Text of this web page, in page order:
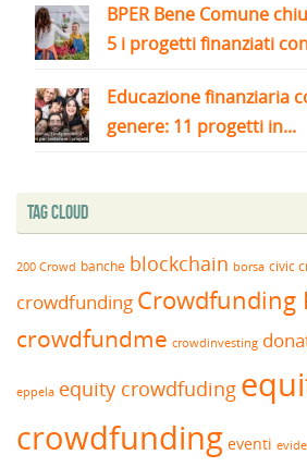
BPER Bene Comune
5 i progetti finanziati
Educazione finanziaria
genere: 11 progetti in...
Tag Cloud
200 Crowd banche blockchain borsa civic
crowdfunding Crowdfunding
crowdfundme crowdinvesting
eppela equity crowdfuding
crowdfunding eventi